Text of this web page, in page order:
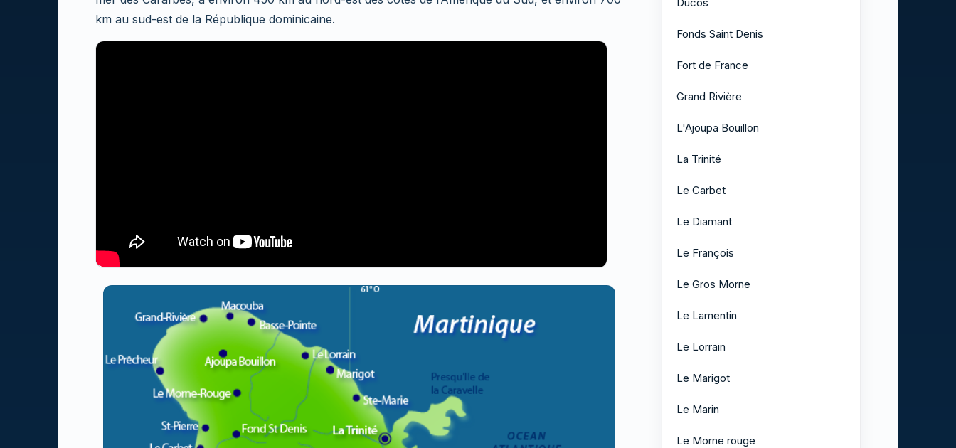
km au sud-est de la République dominicaine.
Fonds Saint Denis
Fort de France
Grand Rivière
L'Ajoupa Bouillon
La Trinité
Le Carbet
Le Diamant
Le François
Le Gros Morne
Le Lamentin
Le Lorrain
Le Marigot
Le Marin
Le Morne rouge